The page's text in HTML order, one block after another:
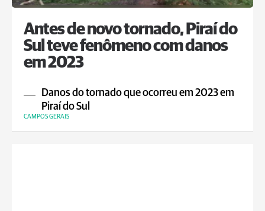
Antes de novo tornado, Piraí do
Sul teve fenômeno com danos
em 2023
Danos do tornado que ocorreu em 2023 em
Piraí do Sul
CAMPOS GERAIS